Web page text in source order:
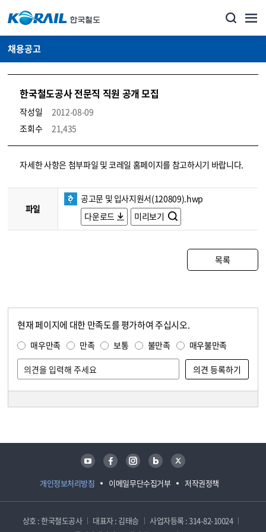
채용공고
한국철도공사 전문직 직원 공개 모집
작성일
2012-08-09
조회수
21,435
코레일소개_경영공시_채용공고 상세보기 – 내용, 파일, 담당자 연락처로 구성
자세한 사항은 첨부파일 및 코레일 홈페이지를 참고하시기 바랍니다.
파일
공고문 및 입사지원서(120809).hwp
다운로드
미리보기
목록
현재 페이지에 대한 만족도를 평가하여 주십시오.
매우만족 만족 보통 불만족 매우불만족
개인정보처리방침 이메일무단수집거부 저작권정책
유튜브 페이스북 인스타그램 블로그 트위터
상호 : 한국철도공사 대표자 : 김태승
사업자등록 : 314-82-10024